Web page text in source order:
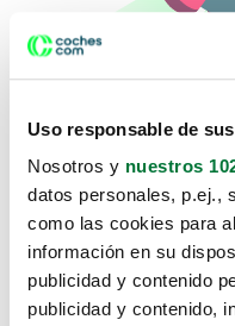
Uso responsable de
Nosotros y nuestros
datos personales, p.ej.,
como las cookies para
información en su
publicidad y contenido
publicidad y contenido,
Lo sentimos,
te hemos